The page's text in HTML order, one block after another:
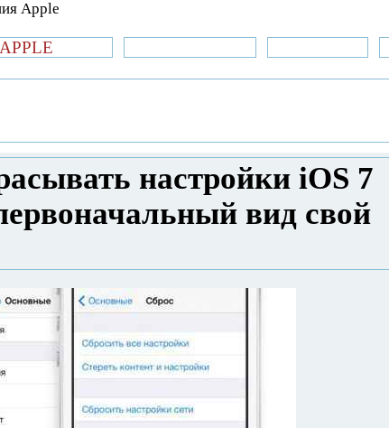
APPLE
настройки iOS 7
вид свой